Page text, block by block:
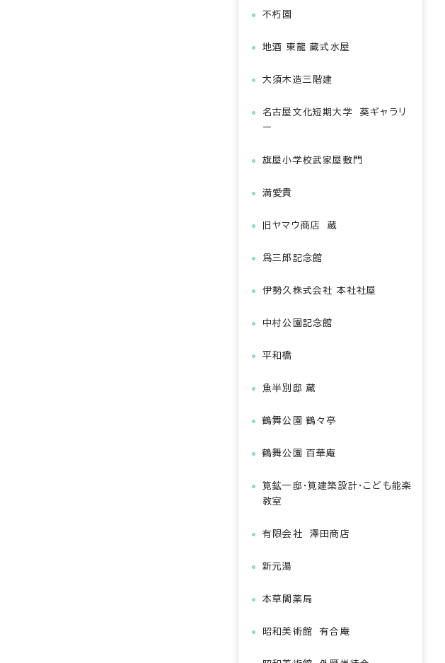
不朽園
地酒 東龍 蔵式水屋
大須木造三階建
名古屋文化短期大学 葵ギャラリ
ー
旗屋小学校武家屋敷門
満愛貴
旧ヤマウ商店 蔵
爲三郎記念館
伊勢久株式会社 本社社屋
中村公園記念館
平和橋
魚半別邸 蔵
鶴舞公園 鶴々亭
鶴舞公園 百華庵
筧鉱一邸・筧建築設計・こども能楽
教室
有限会社 澤田商店
新元湯
本草閣薬局
昭和美術館 有合庵